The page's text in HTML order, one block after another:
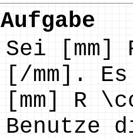
Aufgabe
Sei
[/mm].
[mm] R
Benutze